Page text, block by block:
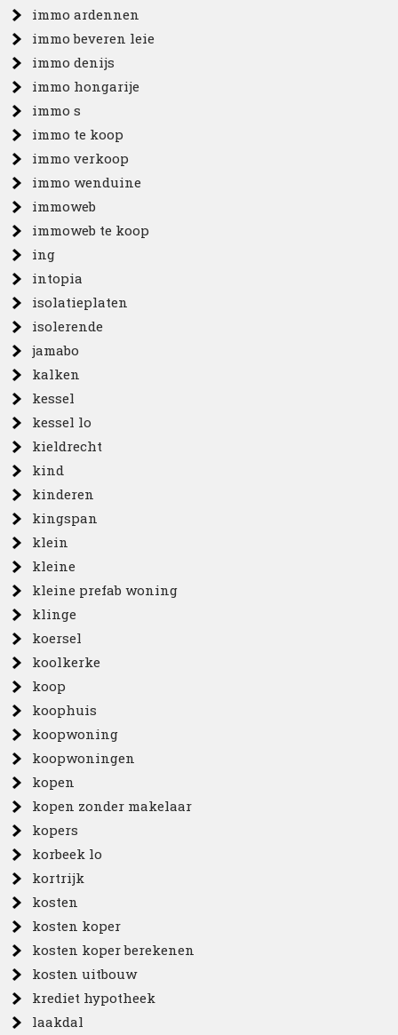
immo ardennen
immo beveren leie
immo denijs
immo hongarije
immo s
immo te koop
immo verkoop
immo wenduine
immoweb
immoweb te koop
ing
intopia
isolatieplaten
isolerende
jamabo
kalken
kessel
kessel lo
kieldrecht
kind
kinderen
kingspan
klein
kleine
kleine prefab woning
klinge
koersel
koolkerke
koop
koophuis
koopwoning
koopwoningen
kopen
kopen zonder makelaar
kopers
korbeek lo
kortrijk
kosten
kosten koper
kosten koper berekenen
kosten uitbouw
krediet hypotheek
laakdal